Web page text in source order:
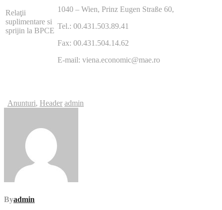
Relaţii
suplimentare si
sprijin la BPCE
1040 – Wien, Prinz Eugen Straße 60,
Tel.: 00.431.503.89.41
Fax: 00.431.504.14.62
E-mail: viena.economic@mae.ro
Anunturi, Header admin
Byadmin